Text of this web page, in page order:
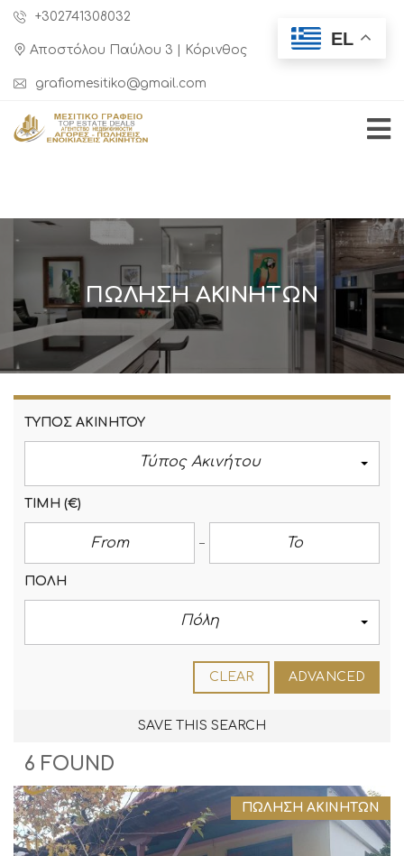
+302741308032
Αποστόλου Παύλου 3 | Κόρινθος
grafiomesitiko@gmail.com
ΠΏΛΗΣΗ ΑΚΙΝΉΤΩΝ
ΤΎΠΟΣ ΑΚΙΝΉΤΟΥ
Τύπος Ακινήτου
ΤΙΜΉ (€)
ΠΌΛΗ
Πόλη
CLEAR ADVANCED
SAVE THIS SEARCH
6 FOUND
ΠΏΛΗΣΗ ΑΚΙΝΉΤΩΝ
EL